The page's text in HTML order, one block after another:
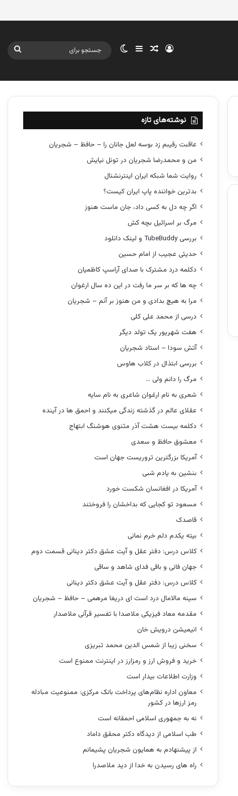
ورود نوشته تصادفی
سایدبار تغییر پوسته
نوشته‌های تازه
عاقبت رقیبم زد بوسه لعل جانان را – حافظ – شجریان
من و محمدرضا شجریان در تونل نیایش
روایت شما شبکه ایران اینترنشنال
بدترین خواننده پاپ ایران کیست؟
اگر چه دل به کسی داد، جان ماست هنوز
مرگ بر اسرائیل بچه کش
بررسی TubeBuddy و لینک دانلود
حدیثی عجیب از امام حسین
دکلمه درد مشترک با صدای آراسپ کاظمیان
چه ها که بر سر ما رفت در این ده سال ارغوان
مرا به هیچ بدادی و من هنوز بر آنم – شجریان
درسی از محمد علی کلی
هفت شهریور یک تولد دیگر
آتش سودا – استاد شجریان
بررسی ابتذال در کلاب هاوس
مرگ را دانم ولی …
شعری به نام ارغوان شاعری به نام سایه
عقلای عالم در گذشته زندگی میکنند و احمق ها در آینده
دکلمه بیست هشت آذر مثنوی هوشنگ ابتهاج
معشوق حافظ و سعدی
آمریکا بزرگترین تروریست جهان است
بنشین به یادم شبی
آمریکا در افغانسان شکست خورد
مسعود تو کجایی که بداخشان را فروختند
قاصدک
بیته یکدم دلم خرم نمانی
کلاس درس: دفتر عقل و آیت عشق دکتر دینانی قسمت دوم
جهان فانی و باقی فدای شاهد و ساقی
کلاس درس: دفتر عقل و آیت عشق دکتر دینانی
سینه مالامال درد است ای دریغا مرهمی – حافظ – شجریان
مقدمه معاد فیزیکی ملاصدا با تفسیر قرآنی ملاصدار
انیمیشن درویش خان
سخنی زیبا از شمس الدین محمد تبریزی
خرید و فروش ارز و رمزارز در اینترنت ممنوع است
وزارت اطلاعات بیدار است
معاون اداره نظام‌های پرداخت بانک مرکزی: ممنوعیت مبادله
رمز ارزها در کشور
نه به جمهوری اسلامی احمقانه است
طب اسلامی از دیدگاه دکتر محقق داماد
از پیشنهادم به همایون شجریان پشیمانم
راه های رسیدن به خدا از دید ملاصدرا